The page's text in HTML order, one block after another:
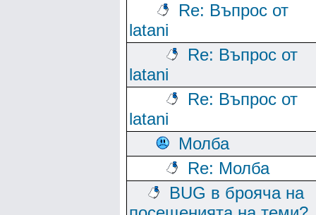
Re: Въпрос от
latani
Re: Въпрос от
latani
Re: Въпрос от
latani
Молба
Re: Молба
BUG в брояча на